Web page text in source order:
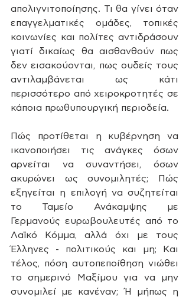
απολιγνιτοποίησης. Τι θα γίνει όταν
επαγγελματικές ομάδες, τοπικές
κοινωνίες και πολίτες αντιδράσουν
γιατί δικαίως θα αισθανθούν πως
δεν εισακούονται, πως ουδείς τους
αντιλαμβάνεται ως κάτι
περισσότερο από χειροκροτητές σε
κάποια πρωθυπουργική περιοδεία.
Πώς προτίθεται η κυβέρνηση να
ικανοποιήσει τις ανάγκες όσων
αρνείται να συναντήσει, όσων
ακυρώνει ως συνομιλητές; Πώς
εξηγείται η επιλογή να συζητείται
το Ταμείο Ανάκαμψης με
Γερμανούς ευρωβουλευτές από το
Λαϊκό Κόμμα, αλλά όχι με τους
Έλληνες - πολιτικούς και μη; Και
τέλος, πόση αυτοπεποίθηση νιώθει
το σημερινό Μαξίμου για να μην
συνομιλεί με κανέναν; Ή μήπως η